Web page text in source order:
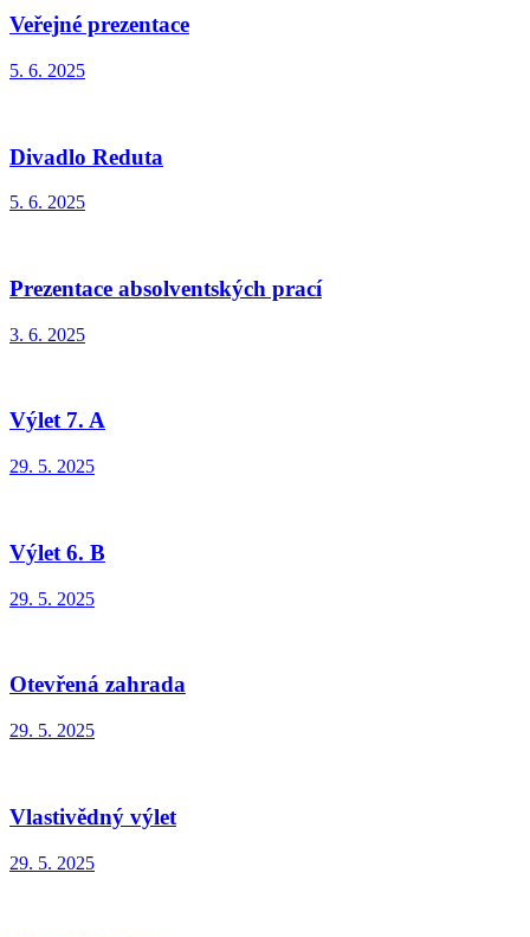
Veřejné prezentace
5. 6. 2025
Divadlo Reduta
5. 6. 2025
Prezentace absolventských prací
3. 6. 2025
Výlet 7. A
29. 5. 2025
Výlet 6. B
29. 5. 2025
Otevřená zahrada
29. 5. 2025
Vlastivědný výlet
29. 5. 2025